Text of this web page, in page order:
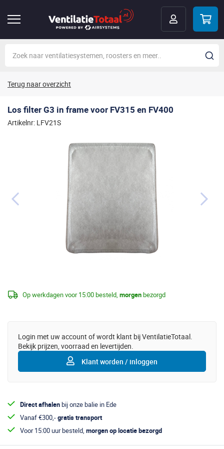
Terug naar overzicht
Los filter G3 in frame voor FV315 en FV400
Artikelnr: LFV21S
Op werkdagen voor 15:00 besteld, morgenbezorgd
Direct afhalenbij onze balie in Ede
Vanaf €300,-gratis transport
Voor 15:00 uur besteld, morgen op locatie bezorgd
Login met uw account of wordt klant bij VentilatieTotaal.
Bekijk prijzen, voorraad en levertijden.
Klant worden / inloggen